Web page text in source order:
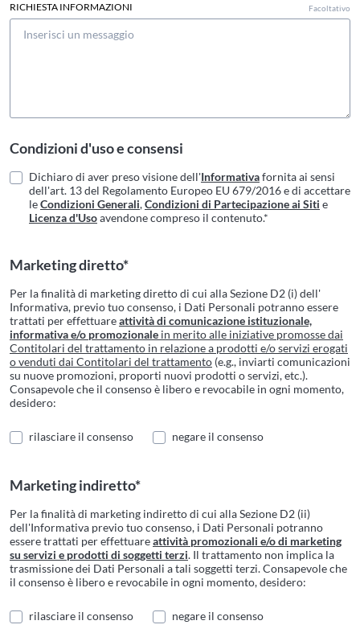
RICHIESTA INFORMAZIONI Facoltativo
Condizioni d'uso e consensi
Dichiaro di aver preso visione dell'Informativafornita ai sensi
dell'art. 13 del Regolamento Europeo EU 679/2016 e di accettare
leCondizioni Generali,Condizioni di Partecipazione ai Siti e
Licenza d'Usoavendone compreso il contenuto.*
Marketing diretto*
Per la finalità di marketing diretto di cui alla Sezione D2 (i) dell'
Informativa, previo tuo consenso, i Dati Personali potranno essere
trattati per effettuareattività di comunicazione istituzionale,
informativa e/o promozionale in merito alle iniziative promosse dai
Contitolari del trattamento in relazione a prodotti e/o servizi erogati
o venduti dai Contitolari del trattamento (e.g., inviarti comunicazioni
su nuove promozioni, proporti nuovi prodotti o servizi, etc.).
Consapevole che il consenso è libero e revocabile in ogni momento,
desidero:
rilasciare il consenso negare il consenso
Marketing indiretto*
Per la finalità di marketing indiretto di cui alla Sezione D2 (ii)
dell'Informativa previo tuo consenso, i Dati Personali potranno
essere trattati per effettuareattività promozionali e/o di marketing
su servizi e prodotti di soggetti terzi. Il trattamento non implica la
trasmissione dei Dati Personali a tali soggetti terzi. Consapevole che
il consenso è libero e revocabile in ogni momento, desidero:
rilasciare il consenso negare il consenso